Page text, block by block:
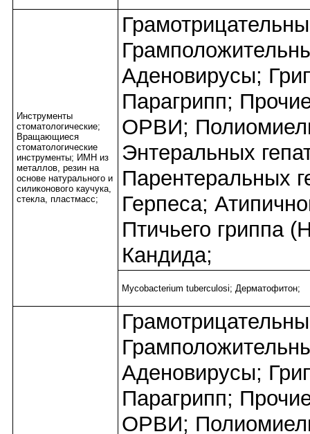
Инструменты
стоматологические;
Вращающиеся
стоматологические
инструменты; ИМН из
металлов, резин на
основе натурального и
силиконового каучука,
стекла, пластмасс;
Аденовирусы;
Парагрипп;
ОРВИ;
Энтеральных
Парентеральных
Герпеса;
Птичьего гриппа
Кандида;
Mycobacterium tuberculosi; Дерматофитон;
Аденовирусы;
Парагрипп;
ОРВИ;